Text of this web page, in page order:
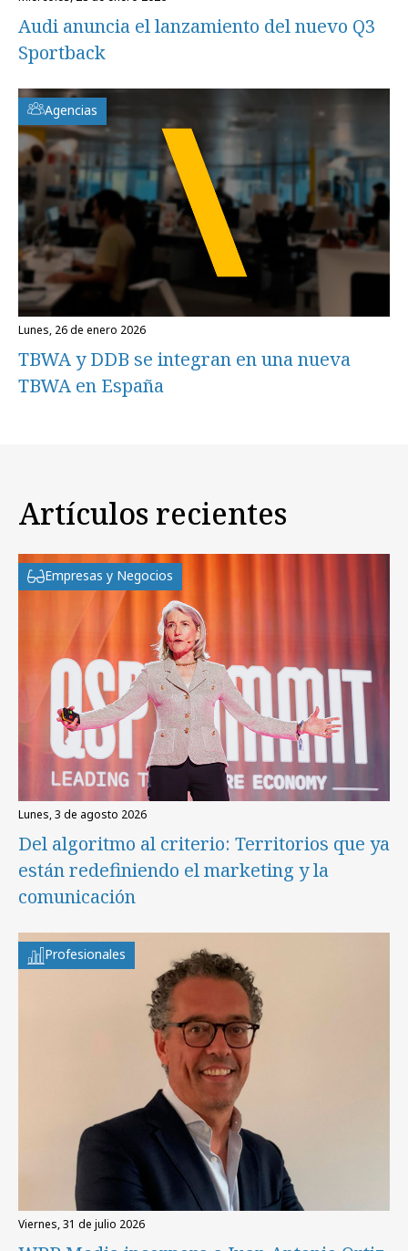
Audi anuncia el lanzamiento del nuevo Q3
Sportback
Agencias
lunes, 26 de enero 2026
TBWA y DDB se integran en una nueva
TBWA en España
Artículos recientes
Empresas y Negocios
lunes, 3 de agosto 2026
Del algoritmo al criterio: Territorios que ya
están redefiniendo el marketing y la
comunicación
Profesionales
viernes, 31 de julio 2026